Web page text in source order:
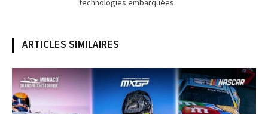
technologies embarquées.
ARTICLES SIMILAIRES